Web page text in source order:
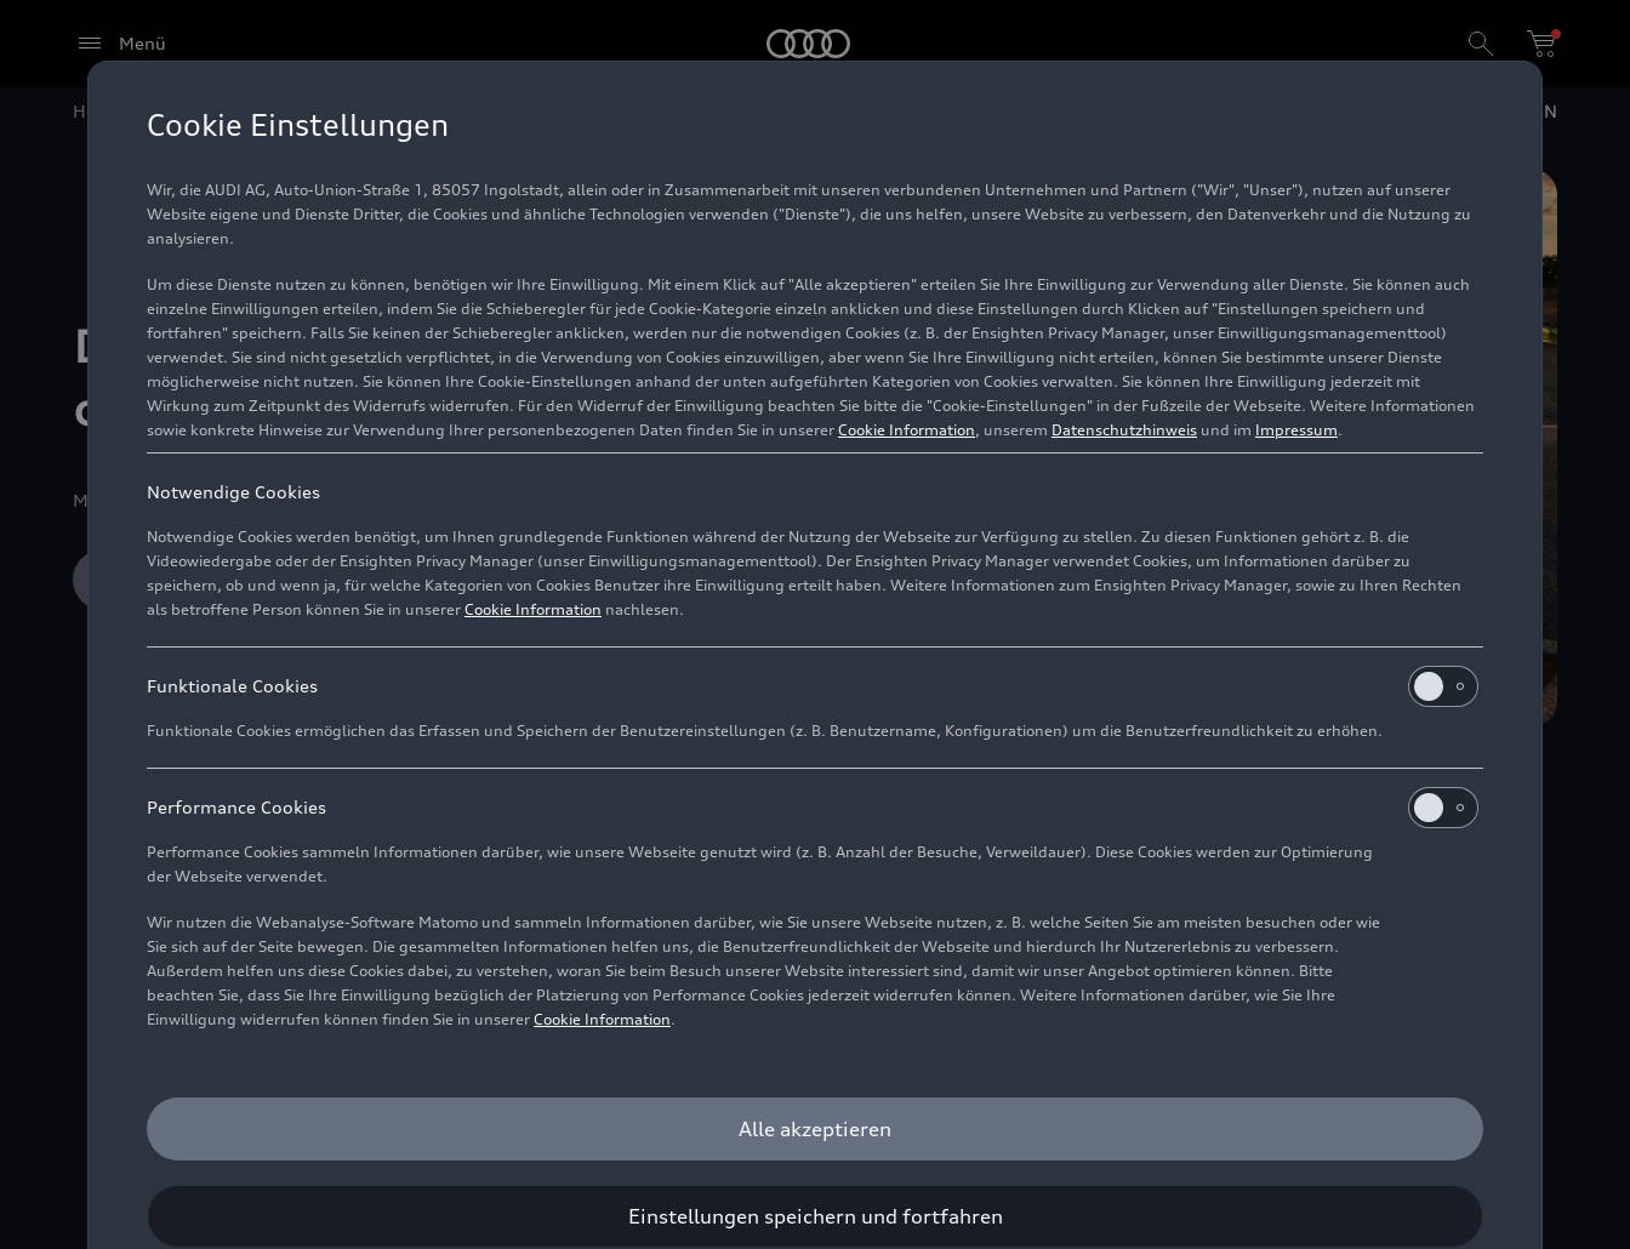
Menü
Home Modelle Der Audi R8: eine Legende, die fasziniert EN
Der Audi R8: eine Legende,
die fasziniert
Medieninformation 15.11.2024
Download Medieninformation
Böllinger Höfen
Ein Highlight ist das letzte Sondermodell: der R8 V10 GT RWD mit Hinterradantrieb
Höfen der letzte R8 vom Band. Ein Rückblick auf eine unvergleichliche Erfolgsgeschichte.
Atemberaubendes Design, betörender Motorsound und eine Fahrdynamik, wie sie kein anderer
Cookie Einstellungen
Wir, die AUDI AG, Auto-Union-Straße 1, 85057 Ingolstadt, allein oder in Zusammenarbeit mit unseren verbundenen Unternehmen und Partnern ("Wir", "Unser"), nutzen auf unserer
Website eigene und Dienste Dritter, die Cookies und ähnliche Technologien verwenden ("Dienste"), die uns helfen, unsere Website zu verbessern, den Datenverkehr und die Nutzung zu
analysieren.
Um diese Dienste nutzen zu können, benötigen wir Ihre Einwilligung. Mit einem Klick auf "Alle akzeptieren" erteilen Sie Ihre Einwilligung zur Verwendung aller Dienste. Sie können auch
einzelne Einwilligungen erteilen, indem Sie die Schieberegler für jede Cookie-Kategorie einzeln anklicken und diese Einstellungen durch Klicken auf "Einstellungen speichern und
fortfahren" speichern. Falls Sie keinen der Schieberegler anklicken, werden nur die notwendigen Cookies (z. B. der Ensighten Privacy Manager, unser Einwilligungsmanagementtool)
verwendet. Sie sind nicht gesetzlich verpflichtet, in die Verwendung von Cookies einzuwilligen, aber wenn Sie Ihre Einwilligung nicht erteilen, können Sie bestimmte unserer Dienste
möglicherweise nicht nutzen. Sie können Ihre Cookie-Einstellungen anhand der unten aufgeführten Kategorien von Cookies verwalten. Sie können Ihre Einwilligung jederzeit mit
Wirkung zum Zeitpunkt des Widerrufs widerrufen. Für den Widerruf der Einwilligung beachten Sie bitte die "Cookie-Einstellungen" in der Fußzeile der Webseite. Weitere Informationen
sowie konkrete Hinweise zur Verwendung Ihrer personenbezogenen Daten finden Sie in unserer Cookie Information, unserem Datenschutzhinweis und im Impressum.
Notwendige Cookies
Notwendige Cookies werden benötigt, um Ihnen grundlegende Funktionen während der Nutzung der Webseite zur Verfügung zu stellen. Zu diesen Funktionen gehört z. B. die
Videowiedergabe oder der Ensighten Privacy Manager (unser Einwilligungsmanagementtool). Der Ensighten Privacy Manager verwendet Cookies, um Informationen darüber zu
speichern, ob und wenn ja, für welche Kategorien von Cookies Benutzer ihre Einwilligung erteilt haben. Weitere Informationen zum Ensighten Privacy Manager, sowie zu Ihren Rechten
als betroffene Person können Sie in unserer Cookie Information nachlesen.
Funktionale Cookies
Funktionale Cookies ermöglichen das Erfassen und Speichern der Benutzereinstellungen (z. B. Benutzername, Konfigurationen) um die Benutzerfreundlichkeit zu erhöhen.
Performance Cookies
Performance Cookies sammeln Informationen darüber, wie unsere Webseite genutzt wird (z. B. Anzahl der Besuche, Verweildauer). Diese Cookies werden zur Optimierung
der Webseite verwendet.
Wir nutzen die Webanalyse-Software Matomo und sammeln Informationen darüber, wie Sie unsere Webseite nutzen, z. B. welche Seiten Sie am meisten besuchen oder wie
Sie sich auf der Seite bewegen. Die gesammelten Informationen helfen uns, die Benutzerfreundlichkeit der Webseite und hierdurch Ihr Nutzererlebnis zu verbessern.
Außerdem helfen uns diese Cookies dabei, zu verstehen, woran Sie beim Besuch unserer Website interessiert sind, damit wir unser Angebot optimieren können. Bitte
beachten Sie, dass Sie Ihre Einwilligung bezüglich der Platzierung von Performance Cookies jederzeit widerrufen können. Weitere Informationen darüber, wie Sie Ihre
Einwilligung widerrufen können finden Sie in unserer Cookie Information.
Alle akzeptieren
Einstellungen speichern und fortfahren